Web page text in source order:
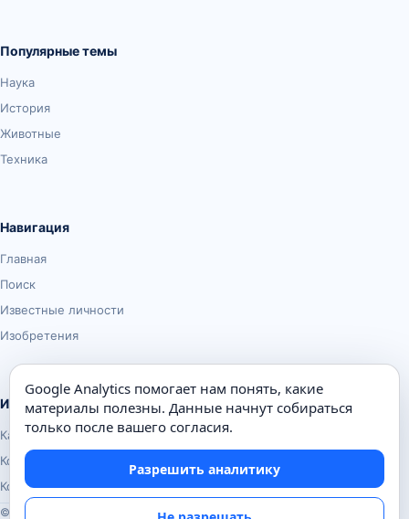
Популярные темы
Наука
История
Животные
Техника
Навигация
Главная
Поиск
Известные личности
Изобретения
Информация
Карта сайта
Контакты
Конфиденциальность
© Почемуха.ру, 2010–2026
Google Analytics помогает нам понять, какие
материалы полезны. Данные начнут собираться
только после вашего согласия.
Разрешить аналитику